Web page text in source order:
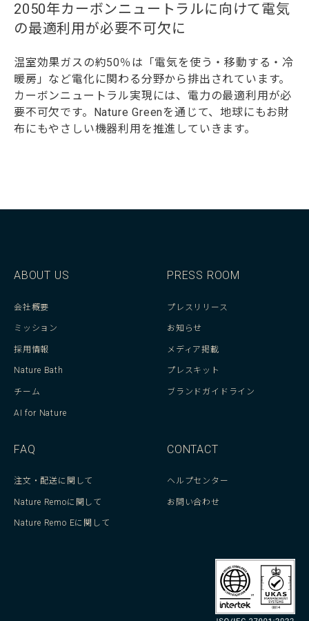
2050年カーボンニュートラルに向けて電気
の最適利用が必要不可欠に
温室効果ガスの約50％は「電気を使う・移動する・冷
暖房」など電化に関わる分野から排出されています。
カーボンニュートラル実現には、電力の最適利用が必
要不可欠です。Nature Greenを通じて、地球にもお財
布にもやさしい機器利用を推進していきます。
ABOUT US
会社概要
ミッション
採用情報
Nature Bath
チーム
AI for Nature
PRESS ROOM
プレスリリース
お知らせ
メディア掲載
プレスキット
ブランドガイドライン
FAQ
注文・配送に関して
Nature Remoに関して
Nature Remo Eに関して
CONTACT
ヘルプセンター
お問い合わせ